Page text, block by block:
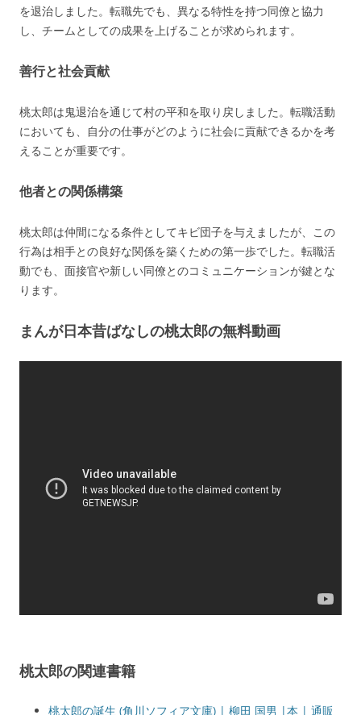
を退治しました。転職先でも、異なる特性を持つ同僚と協力
し、チームとしての成果を上げることが求められます。
善行と社会貢献
桃太郎は鬼退治を通じて村の平和を取り戻しました。転職活動
においても、自分の仕事がどのように社会に貢献できるかを考
えることが重要です。
他者との関係構築
桃太郎は仲間になる条件としてキビ団子を与えましたが、この
行為は相手との良好な関係を築くための第一歩でした。転職活
動でも、面接官や新しい同僚とのコミュニケーションが鍵とな
ります。
まんが日本昔ばなしの桃太郎の無料動画
桃太郎の関連書籍
桃太郎の誕生 (角川ソフィア文庫) | 柳田 国男 |本 | 通販